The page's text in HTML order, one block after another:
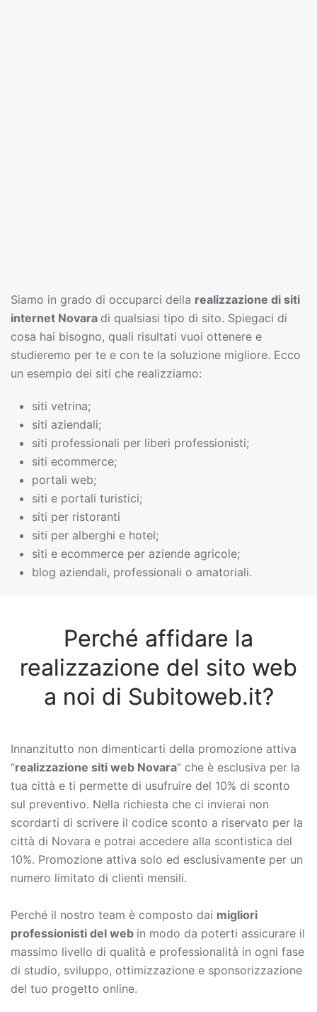
Siamo in grado di occuparci della realizzazione di siti
internet Novara di qualsiasi tipo di sito. Spiegaci di
cosa hai bisogno, quali risultati vuoi ottenere e
studieremo per te e con te la soluzione migliore. Ecco
un esempio dei siti che realizziamo:
siti vetrina;
siti aziendali;
siti professionali per liberi professionisti;
siti ecommerce;
portali web;
siti e portali turistici;
siti per ristoranti
siti per alberghi e hotel;
siti e ecommerce per aziende agricole;
blog aziendali, professionali o amatoriali.
Perché affidare la
realizzazione del sito web
a noi di Subitoweb.it?
Innanzitutto non dimenticarti della promozione attiva
“realizzazione siti web Novara” che è esclusiva per la
tua città e ti permette di usufruire del 10% di sconto
sul preventivo. Nella richiesta che ci invierai non
scordarti di scrivere il codice sconto a riservato per la
città di Novara e potrai accedere alla scontistica del
10%. Promozione attiva solo ed esclusivamente per un
numero limitato di clienti mensili.
Perché il nostro team è composto dai migliori
professionisti del web in modo da poterti assicurare il
massimo livello di qualità e professionalità in ogni fase
di studio, sviluppo, ottimizzazione e sponsorizzazione
del tuo progetto online.